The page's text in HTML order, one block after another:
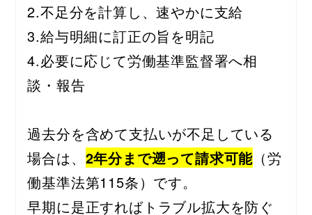
2.不足分を計算し、速やかに支給
3.給与明細に訂正の旨を明記
4.必要に応じて労働基準監督署へ相
談・報告
過去分を含めて支払いが不足している
場合は、 2年分まで遡って請求可能 （労
働基準法第115条）です。
早期に是正すればトラブル拡大を防ぐ